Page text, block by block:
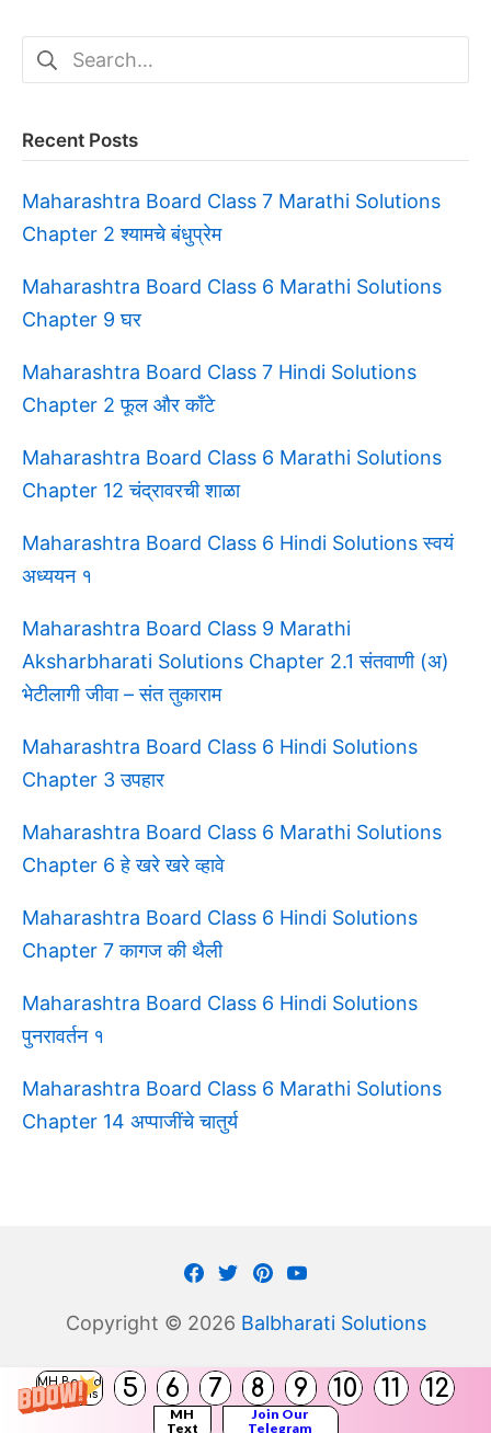
MH Board
Solutions
5 6 7 8 9 10 11 12
MH
Text
Join Our
Telegram
Search
for:
Recent Posts
Maharashtra Board Class 7 Marathi Solutions
Chapter 2 श्यामचे बंधुप्रेम
Maharashtra Board Class 6 Marathi Solutions
Chapter 9 घर
Maharashtra Board Class 7 Hindi Solutions
Chapter 2 फूल और काँटे
Maharashtra Board Class 6 Marathi Solutions
Chapter 12 चंद्रावरची शाळा
Maharashtra Board Class 6 Hindi Solutions स्वयं
अध्ययन १
Maharashtra Board Class 9 Marathi
Aksharbharati Solutions Chapter 2.1 संतवाणी (अ)
भेटीलागी जीवा – संत तुकाराम
Maharashtra Board Class 6 Hindi Solutions
Chapter 3 उपहार
Maharashtra Board Class 6 Marathi Solutions
Chapter 6 हे खरे खरे व्हावे
Maharashtra Board Class 6 Hindi Solutions
Chapter 7 कागज की थैली
Maharashtra Board Class 6 Hindi Solutions
पुनरावर्तन १
Maharashtra Board Class 6 Marathi Solutions
Chapter 14 अप्पाजींचे चातुर्य
Facebook
TwitterPinterest
Youtube
Copyright © 2026 Balbharati Solutions